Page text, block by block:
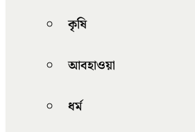
কৃষি
আবহাওয়া
ধর্ম